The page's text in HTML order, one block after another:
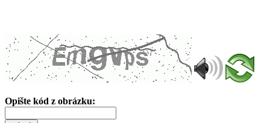
Opište kód z obrázku: